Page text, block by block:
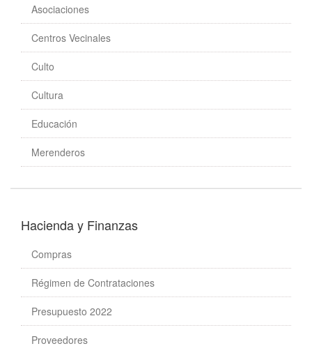
Asociaciones
Centros Vecinales
Culto
Cultura
Educación
Merenderos
Hacienda y Finanzas
Compras
Régimen de Contrataciones
Presupuesto 2022
Proveedores